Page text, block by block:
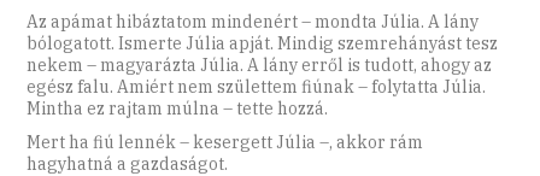
Az apámat hibáztatom mindenért – mondta Júlia. A lány
bólogatott. Ismerte Júlia apját. Mindig szemrehányást tesz
nekem – magyarázta Júlia. A lány erről is tudott, ahogy az
egész falu. Amiért nem születtem fiúnak – folytatta Júlia.
Mintha ez rajtam múlna – tette hozzá.
Mert ha fiú lennék – kesergett Júlia –, akkor rám
hagyhatná a gazdaságot.